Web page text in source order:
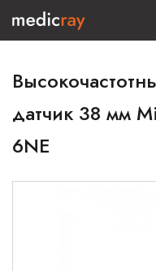
датчик 38 мм
6NE